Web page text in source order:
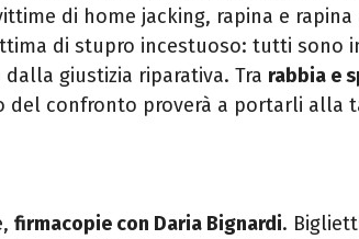
di home jacking, rapina e
di stupro incestuoso: tutti sono
giustizia riparativa. Tra rabbia e
del confronto proverà a portarli alla
firmacopie con Daria Bignardi.